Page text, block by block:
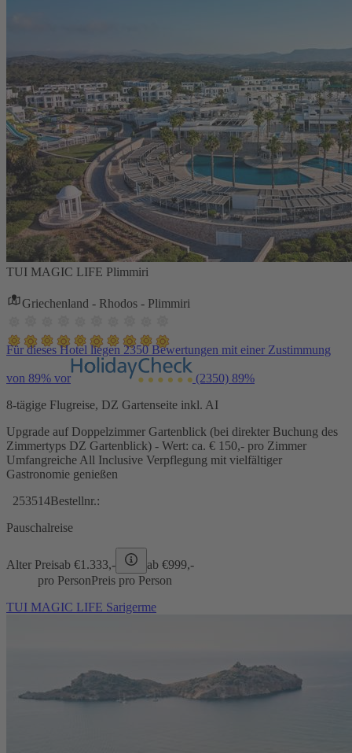
TUI MAGIC LIFE Plimmiri
Griechenland - Rhodos - Plimmiri
Für dieses Hotel liegen 2350 Bewertungen mit einer Zustimmung
von 89% vor (2350) 89%
8-tägige Flugreise, DZ Gartenseite inkl. AI
Upgrade auf Doppelzimmer Gartenblick (bei direkter Buchung des
Zimmertyps DZ Gartenblick) - Wert: ca. € 150,- pro Zimmer
Umfangreiche All Inclusive Verpflegung mit vielfältiger
Gastronomie genießen
253514Bestellnr.:
Pauschalreise
Alter Preisab €1.333,- ab €999,-
pro PersonPreis pro Person
TUI MAGIC LIFE Sarigerme